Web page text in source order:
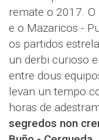
remate o 2017.
e o Mazaricos -
os partidos
un derbi curioso
entre dous
levan un tempo
horas de
segredos non